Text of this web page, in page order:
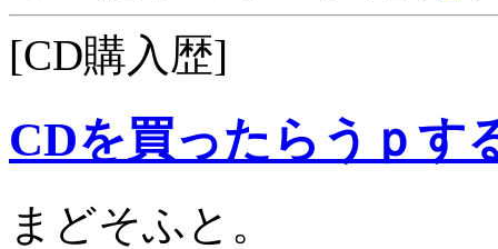
[CD購入歴]
CDを買ったらうｐす
まどそふと。